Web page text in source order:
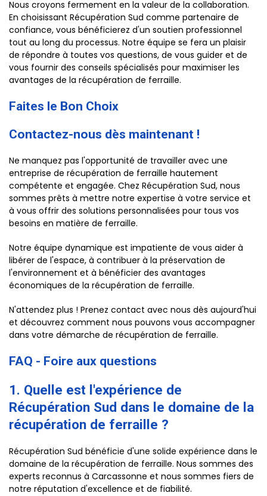
Nous croyons fermement en la valeur de la collaboration.
En choisissant Récupération Sud comme partenaire de
confiance, vous bénéficierez d'un soutien professionnel
tout au long du processus. Notre équipe se fera un plaisir
de répondre à toutes vos questions, de vous guider et de
vous fournir des conseils spécialisés pour maximiser les
avantages de la récupération de ferraille.
Faites le Bon Choix
Contactez-nous dès maintenant !
Ne manquez pas l'opportunité de travailler avec une
entreprise de récupération de ferraille hautement
compétente et engagée. Chez Récupération Sud, nous
sommes prêts à mettre notre expertise à votre service et
à vous offrir des solutions personnalisées pour tous vos
besoins en matière de ferraille.
Notre équipe dynamique est impatiente de vous aider à
libérer de l'espace, à contribuer à la préservation de
l'environnement et à bénéficier des avantages
économiques de la récupération de ferraille.
N'attendez plus ! Prenez contact avec nous dès aujourd'hui
et découvrez comment nous pouvons vous accompagner
dans votre démarche de récupération de ferraille.
FAQ - Foire aux questions
1. Quelle est l'expérience de
Récupération Sud dans le domaine de la
récupération de ferraille ?
Récupération Sud bénéficie d'une solide expérience dans le
domaine de la récupération de ferraille. Nous sommes des
experts reconnus à Carcassonne et nous sommes fiers de
notre réputation d'excellence et de fiabilité.